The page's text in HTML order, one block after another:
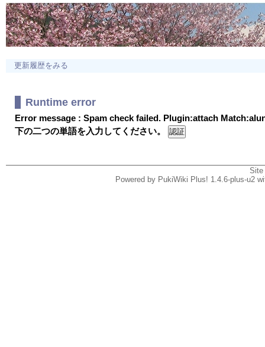
更新履歴をみる
Runtime error
Error message : Spam check failed. Plugin:attach
下の二つの単語を入力してください。
Powered by PukiWiki Plus! 1.4.6-plus-u2